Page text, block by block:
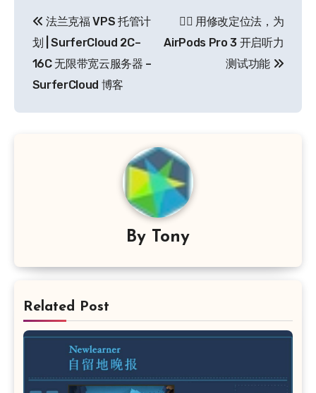
章
导
航
法兰克福 VPS 托管计
划 | SurferCloud 2C–
16C 无限带宽云服务器 –
SurferCloud 博客
👂🏻 用修改定位法，为
AirPods Pro 3 开启听力
测试功能
By Tony
Related Post